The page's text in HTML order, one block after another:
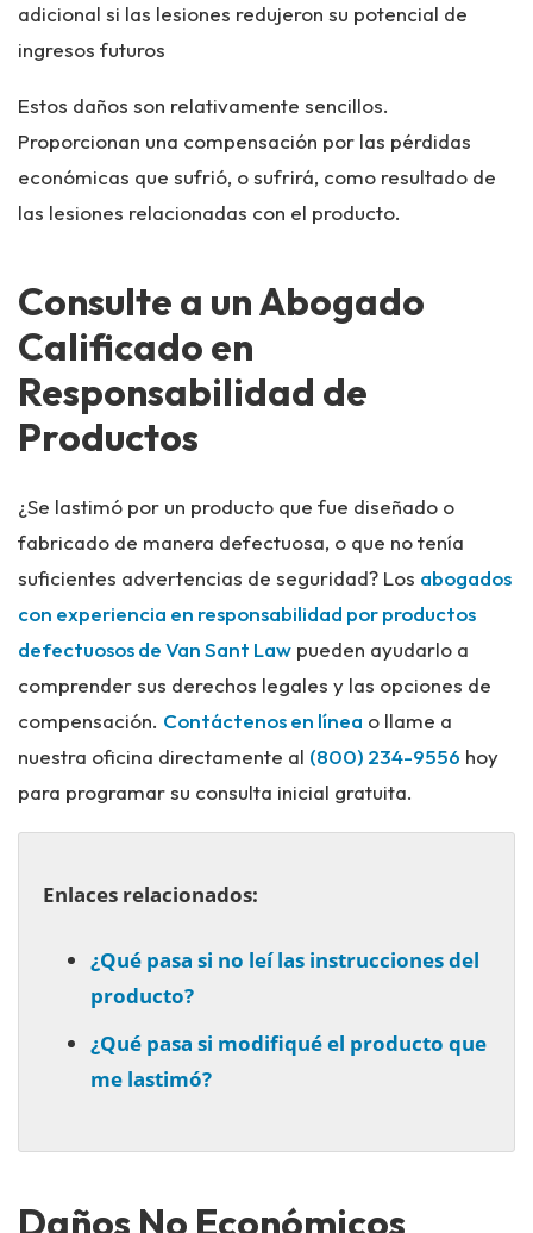
adicional si las lesiones redujeron su potencial de
ingresos futuros
Estos daños son relativamente sencillos.
Proporcionan una compensación por las pérdidas
económicas que sufrió, o sufrirá, como resultado de
las lesiones relacionadas con el producto.
Consulte a un Abogado
Calificado en
Responsabilidad de
Productos
¿Se lastimó por un producto que fue diseñado o
fabricado de manera defectuosa, o que no tenía
suficientes advertencias de seguridad? Los abogados
con experiencia en responsabilidad por productos
defectuosos de Van Sant Law pueden ayudarlo a
comprender sus derechos legales y las opciones de
compensación. Contáctenos en línea o llame a
nuestra oficina directamente al (800) 234-9556 hoy
para programar su consulta inicial gratuita.
Enlaces relacionados:
¿Qué pasa si no leí las instrucciones del
producto?
¿Qué pasa si modifiqué el producto que
me lastimó?
Daños No Económicos